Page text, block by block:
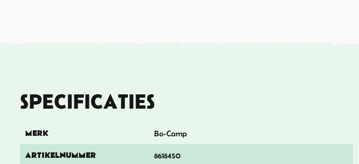
SPECIFICATIES
MERK Bo-Camp
ARTIKELNUMMER 8618450